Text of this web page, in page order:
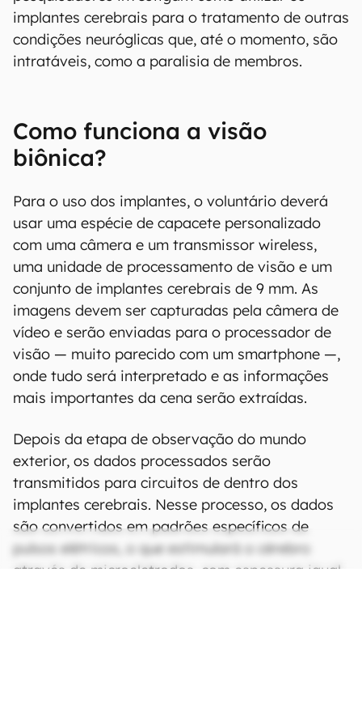
implantes cerebrais para o tratamento de outras
condições neuróglicas que, até o momento, são
intratáveis, como a paralisia de membros.
Como funciona a visão
biônica?
Para o uso dos implantes, o voluntário deverá
usar uma espécie de capacete personalizado
com uma câmera e um transmissor wireless,
uma unidade de processamento de visão e um
conjunto de implantes cerebrais de 9 mm. As
imagens devem ser capturadas pela câmera de
vídeo e serão enviadas para o processador de
visão — muito parecido com um smartphone —,
onde tudo será interpretado e as informações
mais importantes da cena serão extraídas.
Depois da etapa de observação do mundo
exterior, os dados processados ​​serão
transmitidos para circuitos de dentro dos
implantes cerebrais. Nesse processo, os dados
são convertidos em padrões específicos de
pulsos elétricos, o que estimulará o cérebro
através de microeletrodos, com espessura igual